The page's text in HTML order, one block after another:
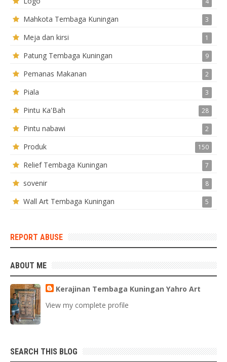
Mahkota Tembaga Kuningan 3
Meja dan kirsi 1
Patung Tembaga Kuningan 9
Pemanas Makanan 2
Piala 3
Pintu Ka'Bah 28
Pintu nabawi 2
Produk 150
Relief Tembaga Kuningan 7
sovenir 8
Wall Art Tembaga Kuningan 5
REPORT ABUSE
ABOUT ME
Kerajinan Tembaga Kuningan Yahro Art
View my complete profile
SEARCH THIS BLOG